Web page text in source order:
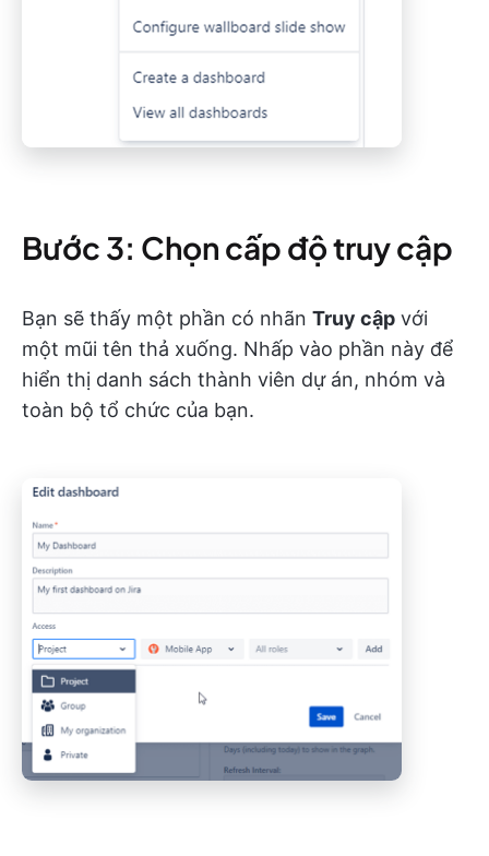
Bước 3: Chọn cấp độ truy cập
Bạn sẽ thấy một phần có nhãn Truy cập với
một mũi tên thả xuống. Nhấp vào phần này để
hiển thị danh sách thành viên dự án, nhóm và
toàn bộ tổ chức của bạn.